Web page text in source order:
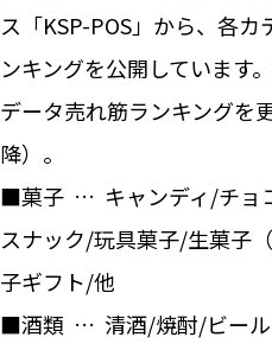
ス「KSP-POS」から、各
ンキングを公開しています
データ売れ筋ランキングを
降）。
■菓子 … キャンディ/チョ
スナック/玩具菓子/生菓子
子ギフト/他
■酒類 … 清酒/焼酎/ビール